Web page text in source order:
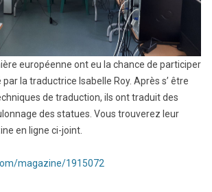
européenne ont eu la chance de participer
la traductrice Isabelle Roy. Après s’ être
de traduction, ils ont traduit des
des statues. Vous trouverez leur
en ligne ci-joint.
magazine/1915072